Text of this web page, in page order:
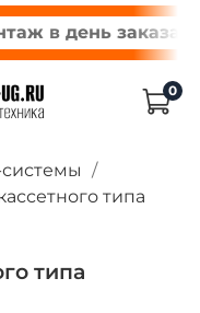
в день заказа*
0
типа
типа